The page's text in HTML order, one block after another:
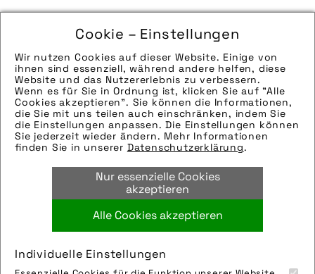
Cookie – Einstellungen
Wir nutzen Cookies auf dieser Website. Einige von
ihnen sind essenziell, während andere helfen, diese
Website und das Nutzererlebnis zu verbessern.
Wenn es für Sie in Ordnung ist, klicken Sie auf "Alle
Cookies akzeptieren". Sie können die Informationen,
die Sie mit uns teilen auch einschränken, indem Sie
die Einstellungen anpassen. Die Einstellungen können
Sie jederzeit wieder ändern. Mehr Informationen
finden Sie in unserer Datenschutzerklärung.
Nur essenzielle Cookies
akzeptieren
Alle Cookies akzeptieren
Individuelle Einstellungen